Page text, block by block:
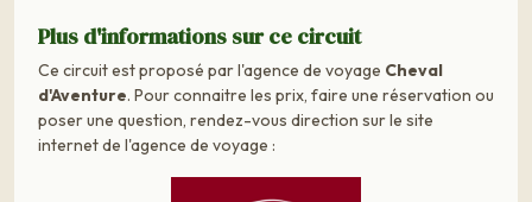
Plus d'informations sur ce circuit
Ce circuit est proposé par l'agence de voyage Cheval
d'Aventure. Pour connaitre les prix, faire une réservation ou
poser une question, rendez-vous direction sur le site
internet de l'agence de voyage :